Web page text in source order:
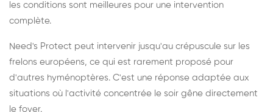
les conditions sont meilleures pour une intervention
complète.
Need's Protect peut intervenir jusqu'au crépuscule sur les
frelons européens, ce qui est rarement proposé pour
d'autres hyménoptères. C'est une réponse adaptée aux
situations où l'activité concentrée le soir gêne directement
le foyer.